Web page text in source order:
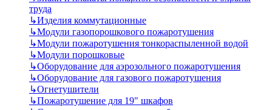
труда
↳Изделия коммутационные
↳Модули газопорошкового пожаротушения
↳Модули пожаротушения тонкораспыленной водой
↳Модули порошковые
↳Оборудование для аэрозольного пожаротушения
↳Оборудование для газового пожаротушения
↳Огнетушители
↳Пожаротушение для 19" шкафов